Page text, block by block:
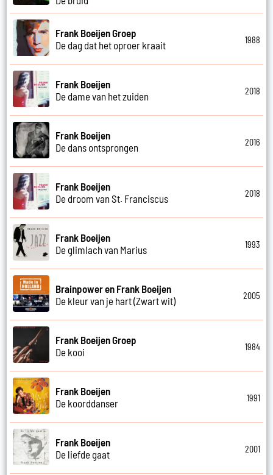
Frank Boeijen Groep
De dag dat het oproer kraait
1988
Frank Boeijen
De dame van het zuiden
2018
Frank Boeijen
De dans ontsprongen
2016
Frank Boeijen
De droom van St. Franciscus
2018
Frank Boeijen
De glimlach van Marius
1993
Brainpower en Frank Boeijen
De kleur van je hart (Zwart wit)
2005
Frank Boeijen Groep
De kooi
1984
Frank Boeijen
De koorddanser
1991
Frank Boeijen
De liefde gaat
2001